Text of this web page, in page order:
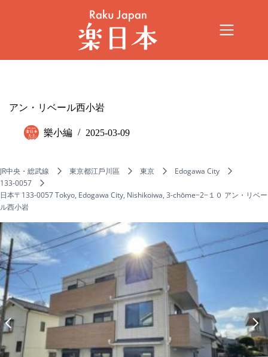
アン・リベール西小岩
樂小編 2025-03-09
JR中央・総武線 東京都江戶川區 東京
Edogawa City
133-0057
日本〒133-0057 Tokyo, Edogawa City, Nishikoiwa, 3-chōme−2−１０ アン・リベー
ル西小岩